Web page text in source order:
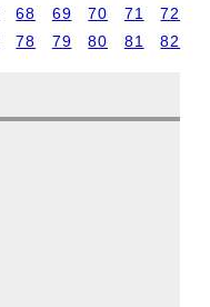
68 69 70 71
72
78 79 80 81 82